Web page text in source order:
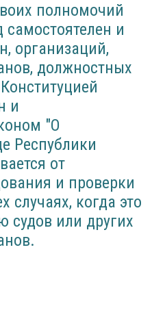
полномочий
и
организаций,
должностных
и
"О
Республики
от
и проверки
случаях, когда это
судов или других